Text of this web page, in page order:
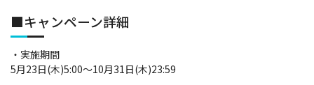
■キャンペーン詳細
・実施期間
5月23日(木)5:00～10月31日(木)23:59